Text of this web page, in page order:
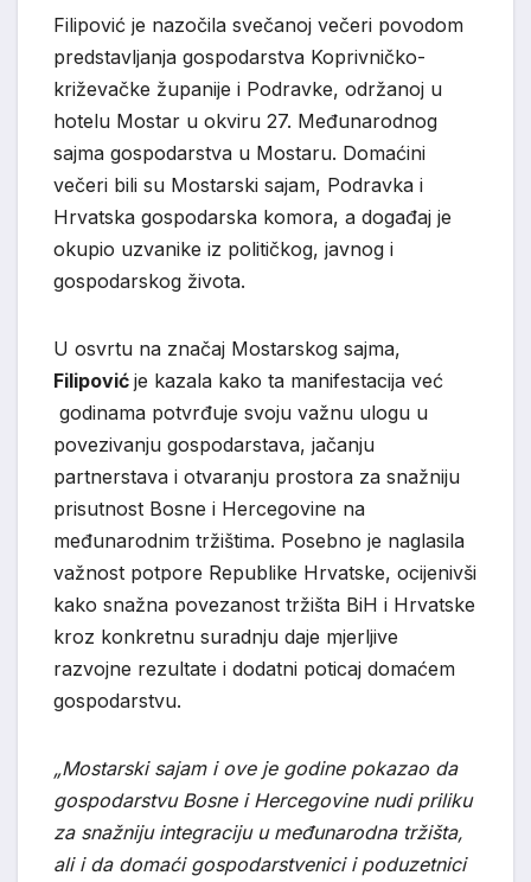
Filipović je nazočila svečanoj večeri povodom
predstavljanja gospodarstva Koprivničko-
križevačke županije i Podravke, održanoj u
hotelu Mostar u okviru 27. Međunarodnog
sajma gospodarstva u Mostaru. Domaćini
večeri bili su Mostarski sajam, Podravka i
Hrvatska gospodarska komora, a događaj je
okupio uzvanike iz političkog, javnog i
gospodarskog života.
U osvrtu na značaj Mostarskog sajma,
Filipović je kazala kako ta manifestacija već
godinama potvrđuje svoju važnu ulogu u
povezivanju gospodarstava, jačanju
partnerstava i otvaranju prostora za snažniju
prisutnost Bosne i Hercegovine na
međunarodnim tržištima. Posebno je naglasila
važnost potpore Republike Hrvatske, ocijenivši
kako snažna povezanost tržišta BiH i Hrvatske
kroz konkretnu suradnju daje mjerljive
razvojne rezultate i dodatni poticaj domaćem
gospodarstvu.
„Mostarski sajam i ove je godine pokazao da
gospodarstvu Bosne i Hercegovine nudi priliku
za snažniju integraciju u međunarodna tržišta,
ali i da domaći gospodarstvenici i poduzetnici